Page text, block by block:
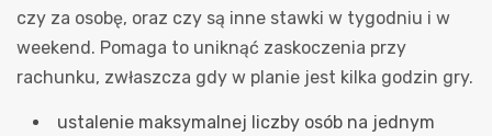
czy za osobę, oraz czy są inne stawki w tygodniu i w
weekend. Pomaga to uniknąć zaskoczenia przy
rachunku, zwłaszcza gdy w planie jest kilka godzin gry.
ustalenie maksymalnej liczby osób na jednym